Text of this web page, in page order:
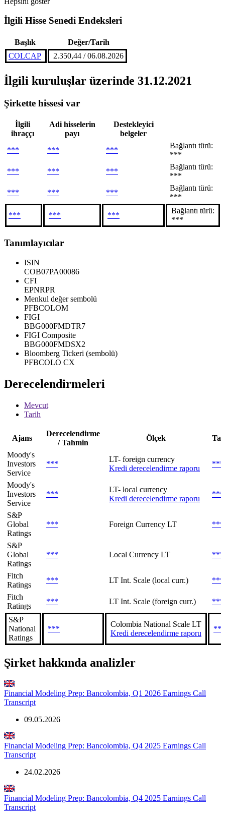
İlgili Hisse Senedi Endeksleri
Başlık
Değer/Tarih
COLCAP
2.350,44 / 06.08.2026
İlgili kuruluşlar üzerinde 31.12.2021
Şirkette hissesi var
İlgili
ihraççı
Adi hisselerin
payı
Destekleyici
belgeler
***
*** ***
Bağlantı türü:
***
***
*** ***
Bağlantı türü:
***
***
*** ***
Bağlantı türü:
***
*** *** ***
Bağlantı türü:
***
Tanımlayıcılar
ISIN
COB07PA00086
CFI
EPNRPR
Menkul değer sembolü
PFBCOLOM
FIGI
BBG000FMDTR7
FIGI Composite
BBG000FMDSX2
Bloomberg Tickeri (sembolü)
PFBCOLO CX
Derecelendirmeleri
Mevcut
Tarih
Ajans
Derecelendirme
/ Tahmin
Ölçek
Moody's
Investors
Service
***
LT- foreign currency
Kredi derecelendirme raporu
***
Moody's
Investors
Service
***
LT- local currency
Kredi derecelendirme raporu
***
S&P
Global
Ratings
*** Foreign Currency LT ***
S&P
Global
Ratings
*** Local Currency LT ***
Fitch
Ratings
*** LT Int. Scale (local curr.)
***
Fitch
Ratings
*** LT Int. Scale (foreign curr.) ***
S&P
National
Ratings
***
Colombia National Scale LT
Kredi derecelendirme raporu
***
Şirket hakkında analizler
Financial Modeling Prep: Bancolombia, Q1 2026 Earnings Call
Transcript
09.05.2026
Financial Modeling Prep: Bancolombia, Q4 2025 Earnings Call
Transcript
24.02.2026
Financial Modeling Prep: Bancolombia, Q4 2025 Earnings Call
Transcript